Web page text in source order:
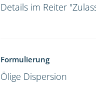
Details im Reiter
Formulierung
Ölige Dispersion